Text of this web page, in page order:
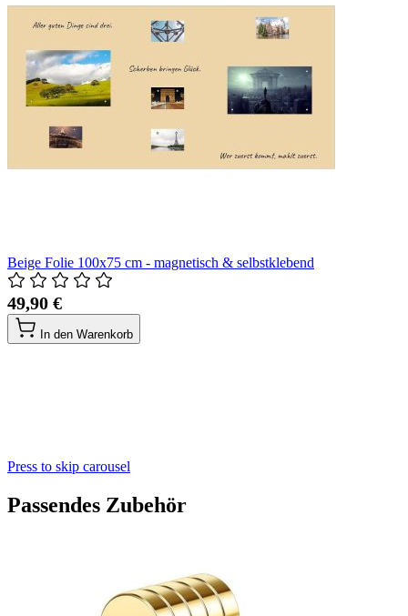
Beige Folie 100x75 cm - magnetisch & selbstklebend
49,90 €
In den Warenkorb
Press to skip carousel
Passendes Zubehör